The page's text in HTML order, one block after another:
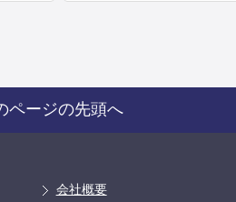
ページの先頭へ
会社概要